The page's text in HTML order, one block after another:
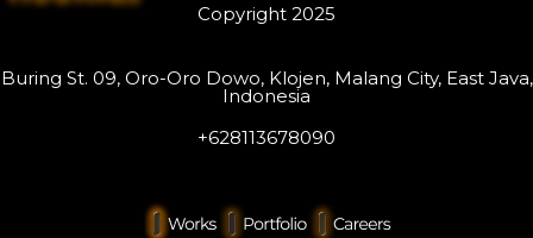
Copyright 2025
Buring St. 09, Oro-Oro Dowo, Klojen, Malang City, East Java,
Indonesia
+628113678090